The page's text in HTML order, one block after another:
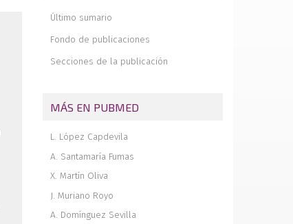
Recidivas de lesiones
desbridamiento artroscópico en las
medial: primeros dieciséis casos
un caso
Último sumario
Fondo de publicaciones
Secciones de la publicación
MÁS EN PUBMED
L. López Capdevila
A. Santamaría Fumas
X. Martín Oliva
J. Muriano Royo
A. Domínguez Sevilla